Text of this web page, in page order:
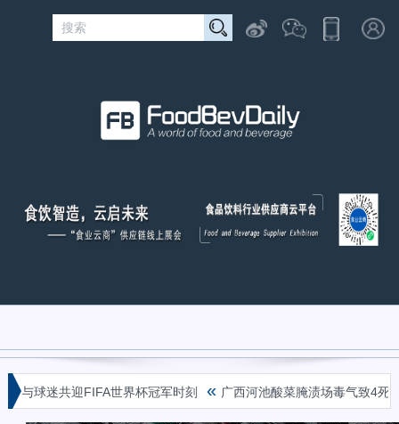
球迷共迎FIFA世界杯冠军时刻 « 广西河池酸菜腌渍场毒气致4死背